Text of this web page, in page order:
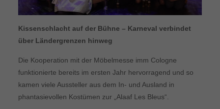
Kissenschlacht auf der Bühne – Karneval verbindet
über Ländergrenzen hinweg
Die Kooperation mit der Möbelmesse imm Cologne
funktionierte bereits im ersten Jahr hervorragend und so
kamen viele Aussteller aus dem In- und Ausland in
phantasievollen Kostümen zur „Alaaf Les Bleus“.